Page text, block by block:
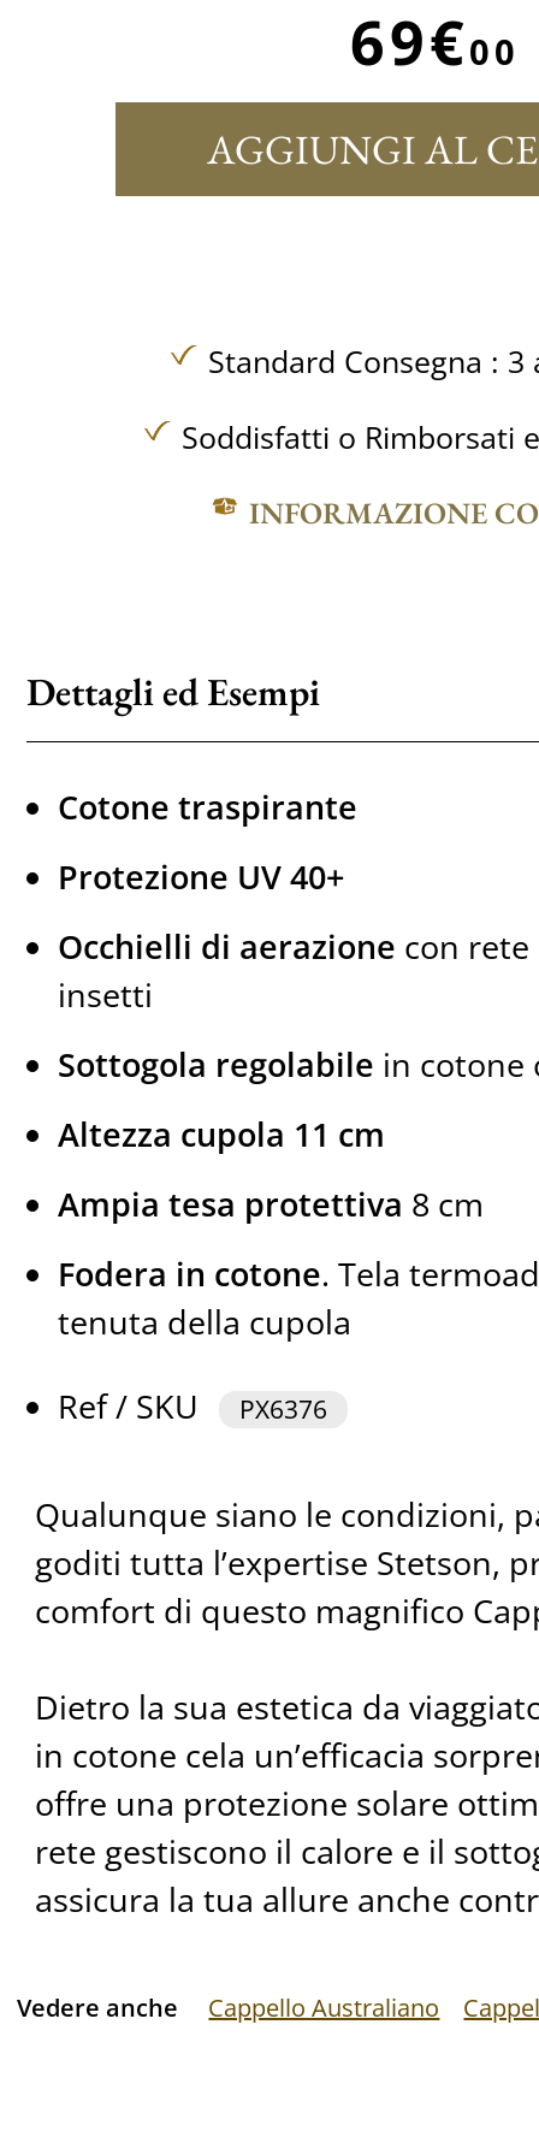
69€00
AGGIUNGI AL
Standard Consegna : 3
Soddisfatti o Rimborsati
INFORMAZIONE
Dettagli ed Esempi
Cotone traspirante
Protezione UV 40+
Occhielli di aerazione con
insetti
Sottogola regolabile in cotone
Altezza cupola 11 cm
Ampia tesa protettiva 8 cm
Fodera in cotone. Tela
tenuta della cupola
Ref / SKU
PX6376
Qualunque siano le condizioni,
goditi tutta l’expertise Stetson,
comfort di questo magnifico
Dietro la sua estetica da
in cotone cela un’efficacia
offre una protezione solare
rete gestiscono il calore e il
assicura la tua allure anche
Vedere anche Cappello Australiano